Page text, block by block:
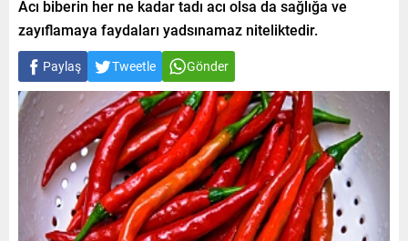
Acı biberin her ne kadar tadı acı olsa da sağlığa ve
zayıflamaya faydaları yadsınamaz niteliktedir.
Paylaş Tweetle Gönder